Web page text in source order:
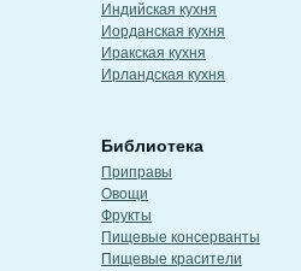
Индийская кухня
Иорданская кухня
Иракская кухня
Ирландская кухня
Библиотека
Приправы
Овощи
Фрукты
Пищевые консерванты
Пищевые красители